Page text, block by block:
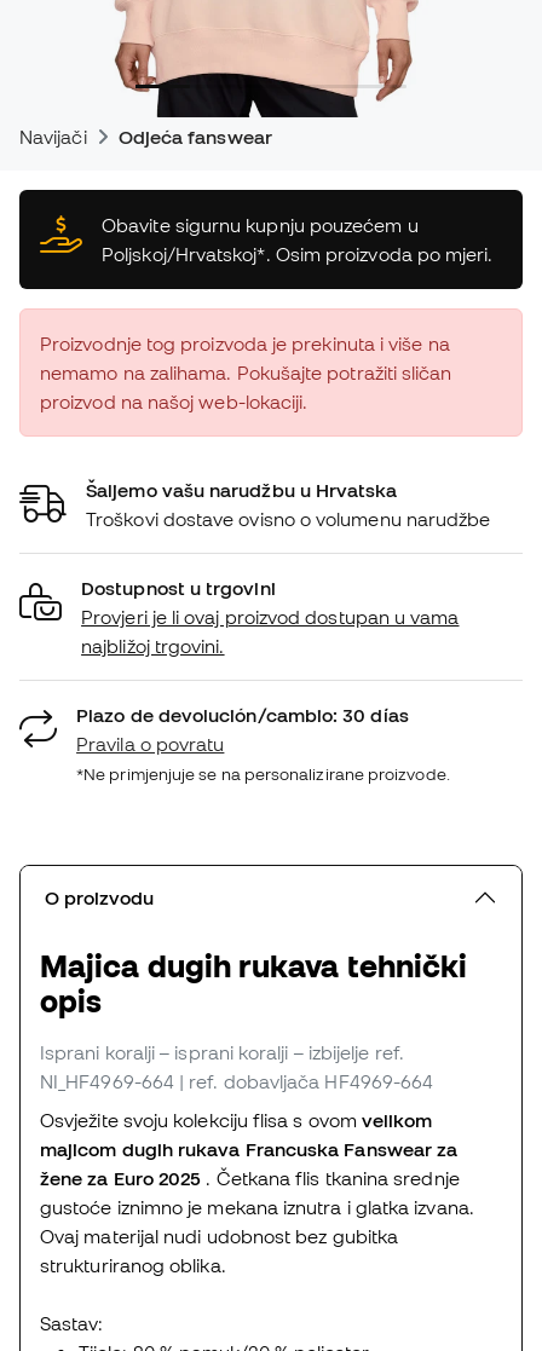
Navijači Odjeća fanswear
Obavite sigurnu kupnju pouzećem u
Poljskoj/Hrvatskoj*. Osim proizvoda po mjeri.
Proizvodnje tog proizvoda je prekinuta i više na
nemamo na zalihama. Pokušajte potražiti sličan
proizvod na našoj web-lokaciji.
Šaljemo vašu narudžbu u Hrvatska
Troškovi dostave ovisno o volumenu narudžbe
Dostupnost u trgovini
Provjeri je li ovaj proizvod dostupan u vama
najbližoj trgovini.
Plazo de devolución/cambio: 30 días
Pravila o povratu
*Ne primjenjuje se na personalizirane proizvode.
O proizvodu
Majica dugih rukava tehnički
opis
Isprani koralji – isprani koralji – izbijelje ref.
NI_HF4969-664 | ref. dobavljača HF4969-664
Osvježite svoju kolekciju flisa s ovomvelikom
majicom dugih rukava Francuska Fanswear za
žene za Euro 2025 . Četkana flis tkanina srednje
gustoće iznimno je mekana iznutra i glatka izvana.
Ovaj materijal nudi udobnost bez gubitka
strukturiranog oblika.
Sastav: